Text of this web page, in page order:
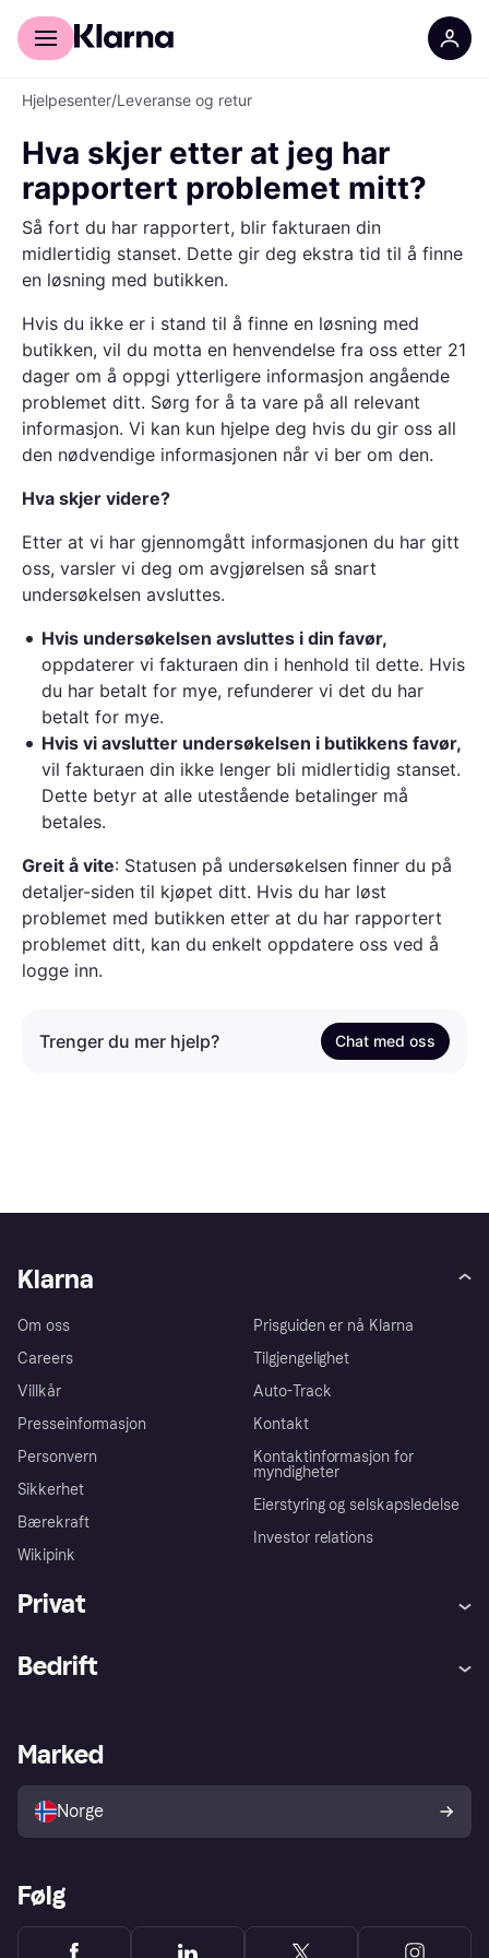
For kunder
Hjelpesenter/Leveranse og retur
Hva skjer etter at jeg har
rapportert problemet mitt?
Så fort du har rapportert, blir fakturaen din
midlertidig stanset. Dette gir deg ekstra tid til å finne
en løsning med butikken.
Hvis du ikke er i stand til å finne en løsning med
butikken, vil du motta en henvendelse fra oss etter 21
dager om å oppgi ytterligere informasjon angående
problemet ditt. Sørg for å ta vare på all relevant
informasjon. Vi kan kun hjelpe deg hvis du gir oss all
den nødvendige informasjonen når vi ber om den.
Hva skjer videre?
Etter at vi har gjennomgått informasjonen du har gitt
oss, varsler vi deg om avgjørelsen så snart
undersøkelsen avsluttes.
Hvis undersøkelsen avsluttes i din favør,
oppdaterer vi fakturaen din i henhold til dette. Hvis
du har betalt for mye, refunderer vi det du har
betalt for mye.
Hvis vi avslutter undersøkelsen i butikkens favør,
vil fakturaen din ikke lenger bli midlertidig stanset.
Dette betyr at alle utestående betalinger må
betales.
Greit å vite: Statusen på undersøkelsen finner du på
detaljer-siden til kjøpet ditt. Hvis du har løst
problemet med butikken etter at du har rapportert
problemet ditt, kan du enkelt oppdatere oss ved å
logge inn.
Trenger du mer hjelp? Chat med oss
Klarna
Om oss
Careers
Villkår
Presseinformasjon
Personvern
Sikkerhet
Bærekraft
Wikipink
Prisguiden er nå Klarna
Tilgjengelighet
Auto-Track
Kontakt
Kontaktinformasjon for
myndigheter
Eierstyring og selskapsledelse
Investor relations
Privat
Utforsk butikker
Bedrift
Merchant portal
Marked
Norge
Følg